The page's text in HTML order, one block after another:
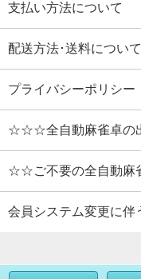
支払い方法について
配送方法･送料について
プライバシーポリシー
☆☆☆全自動麻雀卓の
☆☆ご不要の全自動麻
会員システム変更に伴